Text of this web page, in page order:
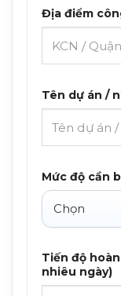
Địa điểm
Tên dự án /
Mức độ cần
Tiến độ
nhiêu ngày)